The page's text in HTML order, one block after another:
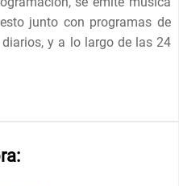
junto con programas de
y a lo largo de las 24